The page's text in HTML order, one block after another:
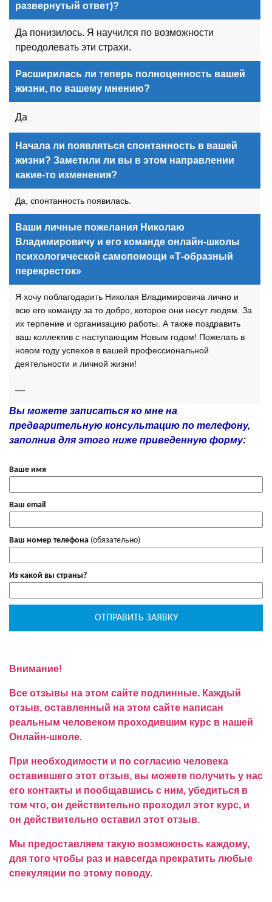
развернутый ответ)?
Да понизилось. Я научился по возможности
преодолевать эти страхи.
Расширилась ли теперь полноценность вашей
жизни, по вашему мнению?
Да
Начала ли появляться спонтанность в вашей
жизни? Заметили ли вы в этом направлении
какие-то изменения?
Да, спонтанность появилась.
Ваши личные пожелания Николаю
Владимировичу и его команде онлайн-школы
психологической самопомощи «Т-образный
перекресток»
Я хочу поблагодарить Николая Владимировича лично и
всю его команду за то добро, которое они несут людям. За
их терпение и организацию работы. А также поздравить
ваш коллектив с наступающим Новым годом! Пожелать в
новом году успехов в вашей профессиональной
деятельности и личной жизни!
—
Вы можете записаться ко мне на
предварительную консультацию по телефону,
заполнив для этого ниже приведенную форму:
Ваше имя
Ваш email
Ваш номер телефона (обязательно)
Из какой вы страны?
Внимание!
Все отзывы на этом сайте подлинные. Каждый
отзыв, оставленный на этом сайте написан
реальным человеком проходившим курс в нашей
Онлайн-школе.
При необходимости и по согласию человека
оставившего этот отзыв, вы можете получить у нас
его контакты и пообщавшись с ним, убедиться в
том что, он действительно проходил этот курс, и
он действительно оставил этот отзыв.
Мы предоставляем такую возможность каждому,
для того чтобы раз и навсегда прекратить любые
спекуляции по этому поводу.